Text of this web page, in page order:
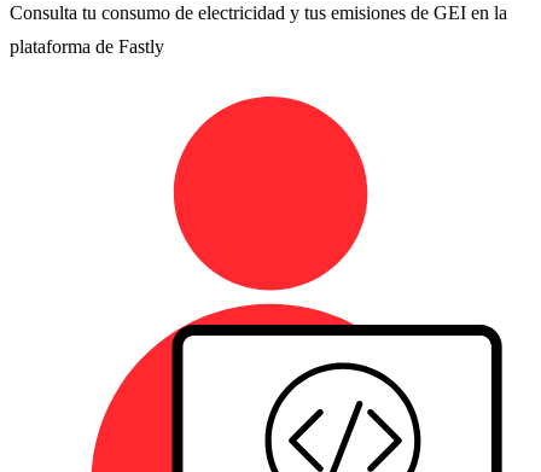
Consulta tu consumo de electricidad y tus emisiones de GEI en la
plataforma de Fastly